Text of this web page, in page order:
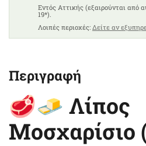
Eντός Αττικής (εξαιρούνται από
19*).
Λοιπές περιοχές: Δείτε αν
Περιγραφή
🥩🧈 Λίπος
Μοσχαρίσιο